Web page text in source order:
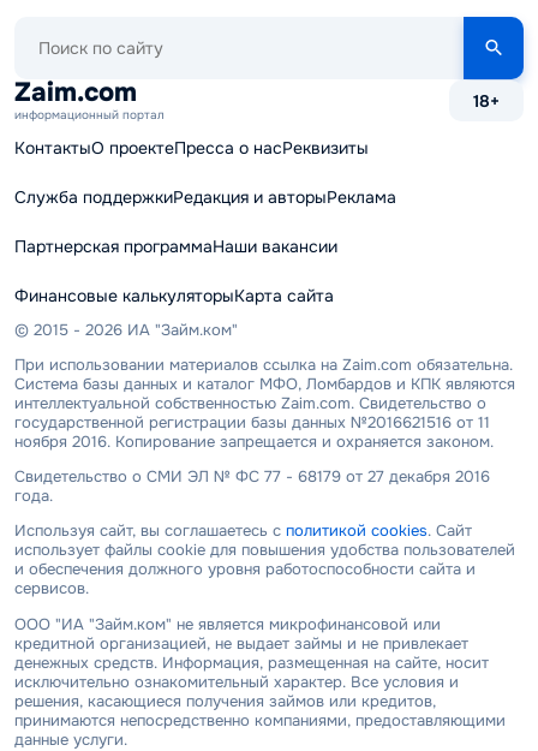
сайту
Zaim.com
информационный портал
18+
КонтактыО проектеПресса о насРеквизиты
Служба поддержкиРедакция и авторыРеклама
Партнерская программаНаши вакансии
Финансовые калькуляторыКарта сайта
© 2015 - 2026 ИА "Займ.ком"
При использовании материалов ссылка на Zaim.com обязательна.
Система базы данных и каталог МФО, Ломбардов и КПК являются
интеллектуальной собственностью Zaim.com. Свидетельство о
государственной регистрации базы данных №2016621516 от 11
ноября 2016. Копирование запрещается и охраняется законом.
Свидетельство о СМИ ЭЛ № ФС 77 - 68179 от 27 декабря 2016
года.
Используя сайт, вы соглашаетесь с политикой cookies. Сайт
использует файлы cookie для повышения удобства пользователей
и обеспечения должного уровня работоспособности сайта и
сервисов.
ООО "ИА "Займ.ком" не является микрофинансовой или
кредитной организацией, не выдает займы и не привлекает
денежных средств. Информация, размещенная на сайте, носит
исключительно ознакомительный характер. Все условия и
решения, касающиеся получения займов или кредитов,
принимаются непосредственно компаниями, предоставляющими
данные услуги.